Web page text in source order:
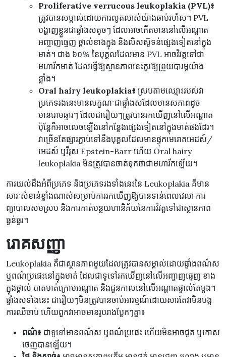
Proliferative verrucous leukoplakia (PVL)៖
ត្រូវបានសម្គាល់ដោយការលូតលាស់យ៉ាងឆាប់រហ័ស។ PVL
បង្ហាញខ្លួនជាផ្ទាំងសតូចៗ ដែលអាចកើតមាននៅលើអណ្តាត
អញ្ចាញធ្មេញ ថ្ពាល់ខាងក្នុង និងលិសស៊ូទន់ផ្សេងទៀតនៅក្នុង
មាត់។ ជាង ៦០% នៃបុគ្គលដែលមាន PVL អាចវិវត្តទៅជា
មហារីកមាត់ ដែលធ្វើឱ្យស្ថានភាពនេះគួរឱ្យព្រួយបារម្ភយ៉ាង
ខ្លាំង។
Oral hairy leukoplakia៖ ស្របតាមឈ្មោះរបស់វា
ប្រភេទរងនេះមានលក្ខណៈជាផ្ទាំងសដែលមានសភាពដូច
មានរោមឆ្មារៗ ដែលជារឿយៗត្រូវបានរកឃើញនៅលើអណ្តាត
ប៉ុន្តែក៏អាចលេចឡើងនៅកន្លែងផ្សេងទៀតនៅក្នុងមាត់ផងដែរ។
វាច្រើនតែផ្សារភ្ជាប់ទៅនឹងបុគ្គលដែលមានផ្ទុកមេរោគអេដស៍/
អេដស៍ ឬវីរុស Epstein-Barr ហើយ Oral hairy
leukoplakia មិនត្រូវបានចាត់ទុកថាជាមហារីកឡើយ។
ការយល់ដឹងអំពីប្រភេទ និងប្រភេទរងទាំងនេះនៃ Leukoplakia គឺមាន
សារៈសំខាន់ខ្លាំងណាស់សម្រាប់ការរកឃើញឱ្យបានទាន់ពេលវេលា ការ
ព្យាបាលសមស្រប និងការកាត់បន្ថយហានិភ័យនៃការវិវត្តទៅជាស្ថានភាព
ធ្ងន់ធ្ងរ។
រោគសញ្ញា
Leukoplakia គឺជាស្ថានភាពមួយដែលត្រូវបានសម្គាល់ដោយផ្ទាំងពណ៌ស
ឬពណ៌ប្រផេះនៅក្នុងមាត់ ដែលជាទូទៅរកឃើញនៅលើអញ្ចាញធ្មេញ ខាង
ក្នុងថ្ពាល់ បាតមាត់ក្រោមអណ្តាត និងជួនកាលនៅលើអណ្តាតផ្ទាល់តែម្តង។
ផ្ទាំងសទាំងនេះ ជារឿយៗមិនត្រូវបានចាប់អារម្មណ៍ដោយសារតែវាមិនបង្ក
ការឈឺចាប់ ហើយពួកវាអាចមានរូបរាងប្លែកៗគ្នា៖
ពណ៌៖ ជាទូទៅមានពណ៌ស ឬពណ៌ប្រផេះ ហើយមិនអាចជូត ឬកោស
ចេញបានឡើយ។